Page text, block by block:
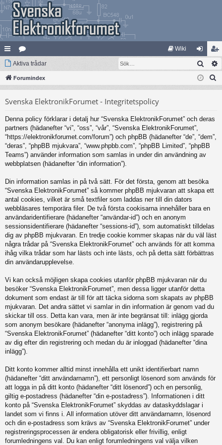
na
bb
ar
at
eg
Wiki
og
ga
li
m
m
Aktiva trådar Sök
Forumindex
Svenska ElektronikForumet - Integritetspolicy
Denna policy förklarar i detalj hur “Svenska ElektronikForumet” och deras
partners (hädanefter “vi”, “oss”, “vår”, “Svenska ElektronikForumet”,
“https://elektronikforumet.com/forum”) och phpBB (hädanefter “de”, “dem”,
“deras”, “phpBB mjukvara”, “www.phpbb.com”, “phpBB Limited”, “phpBB
Teams”) använder information som samlas in under din användning av
webbplatsen (hädanefter “din information”).
Din information samlas in på två sätt. För det första, genom att besöka
“Svenska ElektronikForumet” så kommer phpBB mjukvaran att skapa ett
antal cookies, vilket är små textfiler som laddas ner till din dators
webbläsares temporära filer. De två första cookisarna innehåller bara en
användaridentifierare (hädanefter “användar-id”) och en anonym
sessionsidentifierare (hädanefter “sessions-id”), som automatiskt tilldelas
dig av phpBB mjukvaran. En tredje cookie kommer skapas när du väl läst
några trådar på “Svenska ElektronikForumet” och används för att komma
ihåg vilka trådar som har lästs och inte lästs, och på detta sätt förbättras
din användarupplevelse.
Vi kan också möjligen skapa cookies utanför phpBB mjukvaran när du
besöker “Svenska ElektronikForumet”, men dessa ligger utanför detta
dokument som endast är till för att täcka sidorna som skapats av phpBB
mjukvaran. Det andra sättet vi samlar in din information är genom vad du
skickar till oss. Detta kan vara, men är inte begränsat till: inlägg gjorda
som anonym besökare (hädanefter “anonyma inlägg”), registrering på
“Svenska ElektronikForumet” (hädanefter “ditt konto”) och inlägg sparade
av dig efter din registrering och medan du är inloggad (hädanefter “dina
inlägg”).
Ditt konto kommer alltid minst innehålla ett unikt identifierbart namn
(hädanefter “ditt användarnamn”), ett personligt lösenord som används för
att logga in på ditt konto (hädanefter “ditt lösenord”) och en personlig,
giltig e-postadress (hädanefter “din e-postadress”). Informationen i ditt
konto på “Svenska ElektronikForumet” skyddas av dataskyddslagar i
landet som vi finns i. All information utöver ditt användarnamn, lösenord
och din e-postadress som krävs av “Svenska ElektronikForumet” under
registreringsprocessen är endera obligatorisk eller frivillig, enligt
forumledningens val. Du kan enligt forumledningens val välja vilken